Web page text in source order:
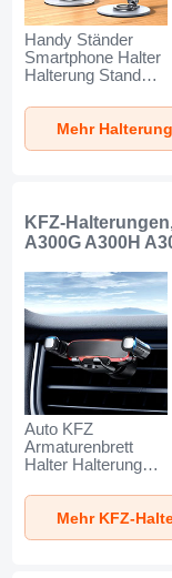
Handy Ständer
Smartphone Halter
Halterung Stand
Samsung Galaxy
DS A300G A300H
A300M Silber
KFZ-
A300G A300H
Auto KFZ
Armaturenbrett
Halter Halterung
AutoHalter
Halterungung
Handy BS6 für